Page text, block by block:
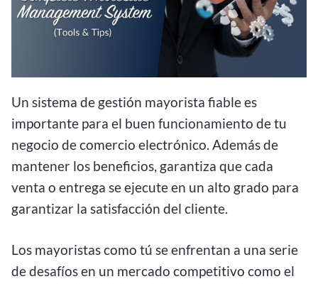
Un sistema de gestión mayorista fiable es
importante para el buen funcionamiento de tu
negocio de comercio electrónico. Además de
mantener los beneficios, garantiza que cada
venta o entrega se ejecute en un alto grado para
garantizar la satisfacción del cliente.
Los mayoristas como tú se enfrentan a una serie
de desafíos en un mercado competitivo como el